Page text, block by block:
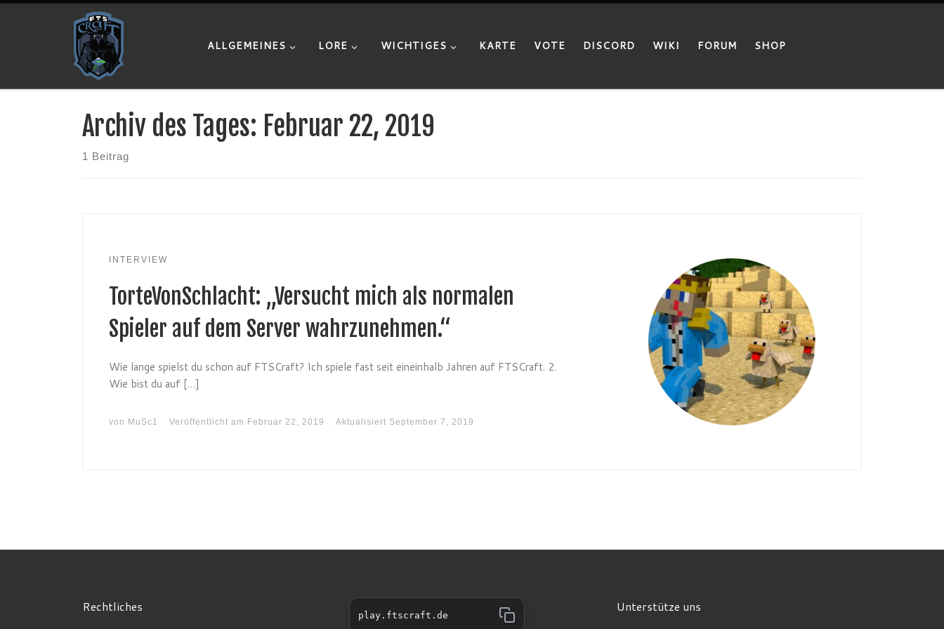
Zum Inhalt springen
ALLGEMEINES
LORE WICHTIGES KARTE VOTE DISCORD WIKI FORUM SHOP
Archiv des Tages: Februar 22, 2019
1 Beitrag
INTERVIEW
TorteVonSchlacht: „Versucht mich als normalen
Spieler auf dem Server wahrzunehmen.“
Wie lange spielst du schon auf FTSCraft? Ich spiele fast seit eineinhalb Jahren auf FTSCraft. 2.
Wie bist du auf […]
von MuSc1 Veröffentlicht am Februar 22, 2019 Aktualisiert September 7, 2019
Rechtliches
play.ftscraft.de
Unterstütze uns